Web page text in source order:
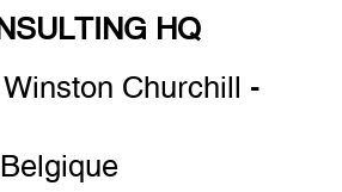
HQ
Churchill -